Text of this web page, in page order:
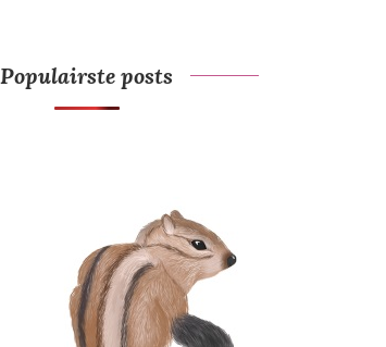
Populairste posts